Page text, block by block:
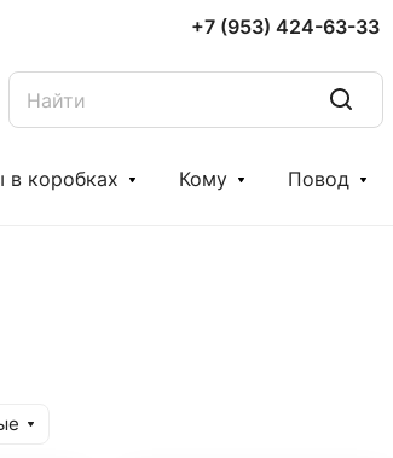
+7 (953) 424-63-33
в коробках Кому Повод